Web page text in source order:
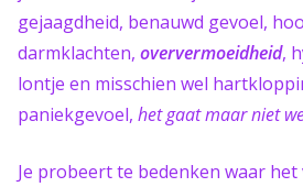
gejaagdheid, benauwd gevoel,
darmklachten, oververmoeidheid,
lontje en misschien wel
paniekgevoel, het gaat maar niet
Je probeert te bedenken waar het